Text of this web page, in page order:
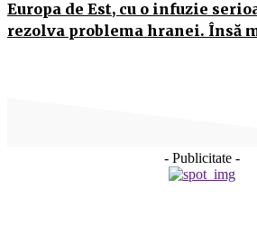
Europa de Est, cu o infuzie
rezolva problema hranei.
- Publicitate -